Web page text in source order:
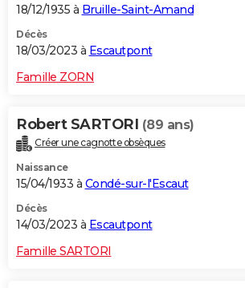
18/12/1935 à Bruille-Saint-Amand
Décès
18/03/2023 à Escautpont
Famille ZORN
Robert SARTORI (89 ans)
Créer une cagnotte obsèques
Naissance
15/04/1933 à Condé-sur-l'Escaut
Décès
14/03/2023 à Escautpont
Famille SARTORI